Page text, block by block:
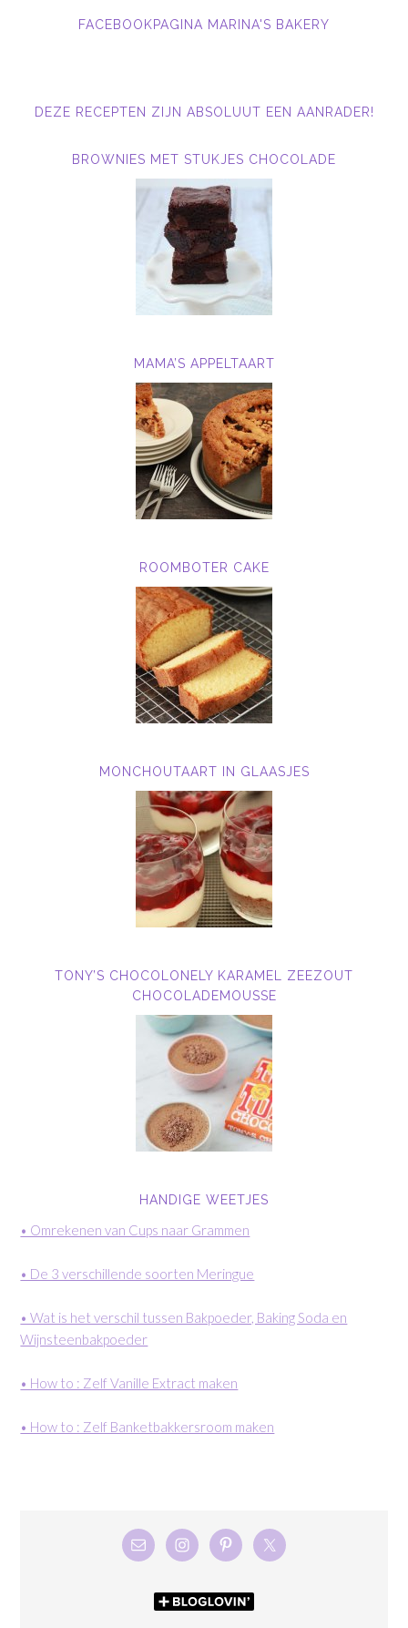
FACEBOOKPAGINA MARINA'S BAKERY
DEZE RECEPTEN ZIJN ABSOLUUT EEN AANRADER!
BROWNIES MET STUKJES CHOCOLADE
MAMA’S APPELTAART
ROOMBOTER CAKE
MONCHOUTAART IN GLAASJES
TONY’S CHOCOLONELY KARAMEL ZEEZOUT
CHOCOLADEMOUSSE
HANDIGE WEETJES
• Omrekenen van Cups naar Grammen
• De 3 verschillende soorten Meringue
• Wat is het verschil tussen Bakpoeder, Baking Soda en
Wijnsteenbakpoeder
• How to : Zelf Vanille Extract maken
• How to : Zelf Banketbakkersroom maken